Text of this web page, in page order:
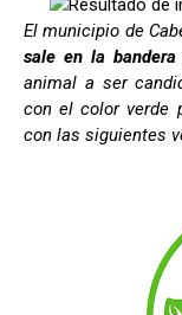
El municipio de
sale en la
animal a ser
con el color verde
con las siguientes